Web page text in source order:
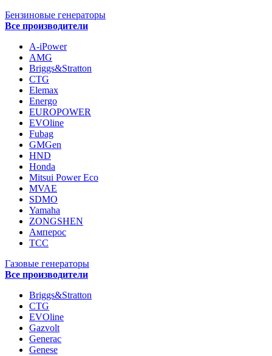
Бензиновые генераторы
Все производители
A-iPower
AMG
Briggs&Stratton
CTG
Elemax
Energo
EUROPOWER
EVOline
Fubag
GMGen
HND
Honda
Mitsui Power Eco
MVAE
SDMO
Yamaha
ZONGSHEN
Амперос
ТСС
Газовые генераторы
Все производители
Briggs&Stratton
CTG
EVOline
Gazvolt
Generac
Genese